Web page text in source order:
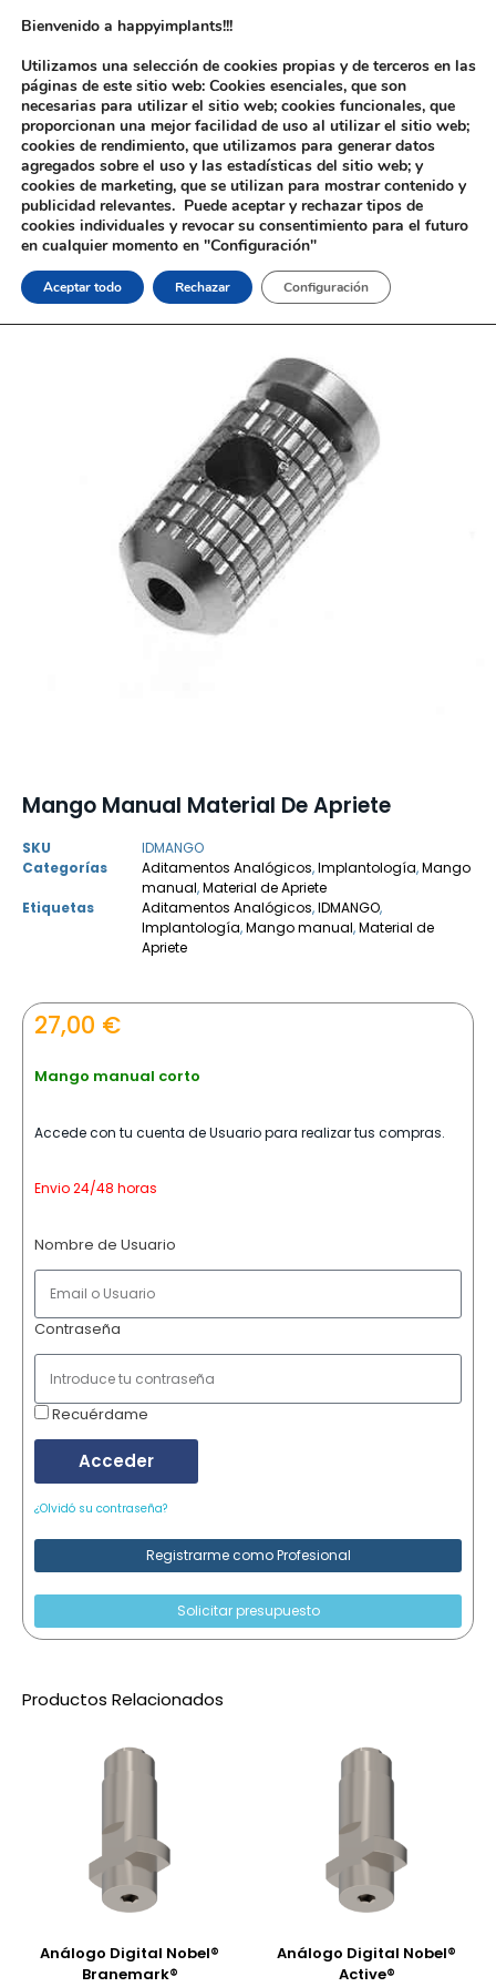
Inicio/Implantología/Aditamentos Analógicos/Material de
Apriete/ Mango manual Material de Apriete
Mango Manual Material De Apriete
SKU
IDMANGO
Categorías
Aditamentos Analógicos,Implantología,Mango
manual,Material de Apriete
Etiquetas
Aditamentos Analógicos,IDMANGO,
Implantología,Mango manual,Material de
Apriete
27,00 €
Mango manual corto
Accede con tu cuenta de Usuario para realizar tus compras.
Envio 24/48 horas
Nombre de Usuario
Contraseña
Recuérdame
Acceder
¿Olvidó su contraseña?
Registrarme como Profesional
Solicitar presupuesto
Productos Relacionados
Análogo Digital Nobel®
Branemark®
Análogo Digital Nobel®
Active®
Bienvenido a happyimplants!!!
Utilizamos una selección de cookies propias y de terceros en las
páginas de este sitio web: Cookies esenciales, que son
necesarias para utilizar el sitio web; cookies funcionales, que
proporcionan una mejor facilidad de uso al utilizar el sitio web;
cookies de rendimiento, que utilizamos para generar datos
agregados sobre el uso y las estadísticas del sitio web; y
cookies de marketing, que se utilizan para mostrar contenido y
publicidad relevantes. Puede aceptar y rechazar tipos de
cookies individuales y revocar su consentimiento para el futuro
en cualquier momento en "Configuración"
Aceptar todo Rechazar Configuración